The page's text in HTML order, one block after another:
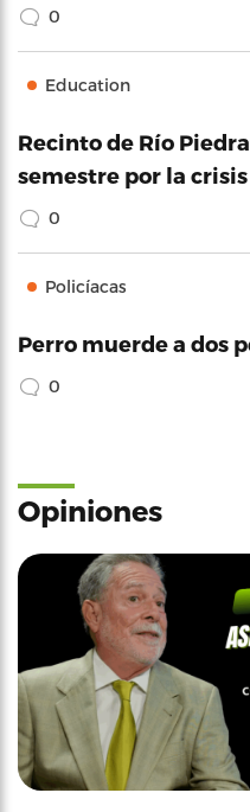
0
Education
Recinto de Río
semestre por la
0
Policíacas
Perro muerde a dos
0
Opiniones